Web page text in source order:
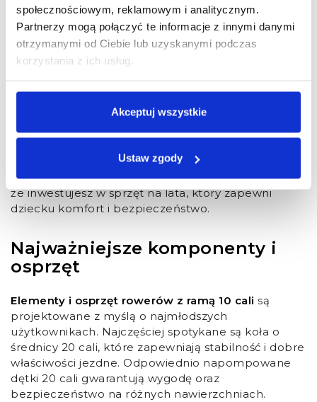
społecznościowym, reklamowym i analitycznym.
Partnerzy mogą połączyć te informacje z innymi danymi
otrzymanymi od Ciebie lub uzyskanymi podczas
korzystania z ich usług.
Akceptuj wszystkie
Ustaw zgody
wyposażone w aluminiowe ramy, są idealne dla
dzieci, które uwielbiają spędzać czas na dworze.
Dzięki odporności na wilgoć i zmienne warunki
pogodowe, rama zachowuje swoje właściwości
mechaniczne i wizualne. Dla rodziców oznacza to
Co ciekawe, materiał odporny na rdzę to także
większe bezpieczeństwo. Rama nie traci
stabilność, nawet po latach użytkowania.
Wybierając rower rama 10 cali, zyskujesz pewność,
że inwestujesz w sprzęt na lata, który zapewni
dziecku komfort i bezpieczeństwo.
Najważniejsze komponenty i
osprzęt
Elementy i osprzęt rowerów z ramą 10 cali są
projektowane z myślą o najmłodszych
użytkownikach. Najczęściej spotykane są koła o
średnicy 20 cali, które zapewniają stabilność i dobre
właściwości jezdne. Odpowiednio napompowane
dętki 20 cali gwarantują wygodę oraz
bezpieczeństwo na różnych nawierzchniach.